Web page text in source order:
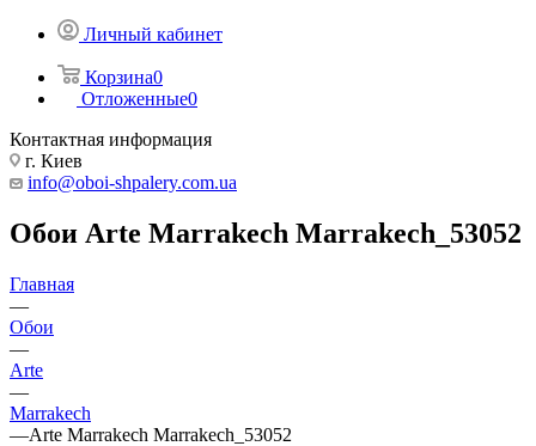
Личный кабинет
Корзина0
Отложенные0
Контактная информация
г. Киев
info@oboi-shpalery.com.ua
Обои Arte Marrakech Marrakech_53052
Главная
—
Обои
—
Arte
—
Marrakech
—Arte Marrakech Marrakech_53052